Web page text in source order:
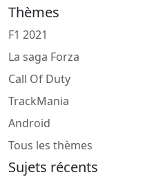
Thèmes
F1 2021
La saga Forza
Call Of Duty
TrackMania
Android
Tous les thèmes
Sujets récents